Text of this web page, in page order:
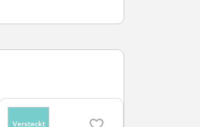
Versteckt